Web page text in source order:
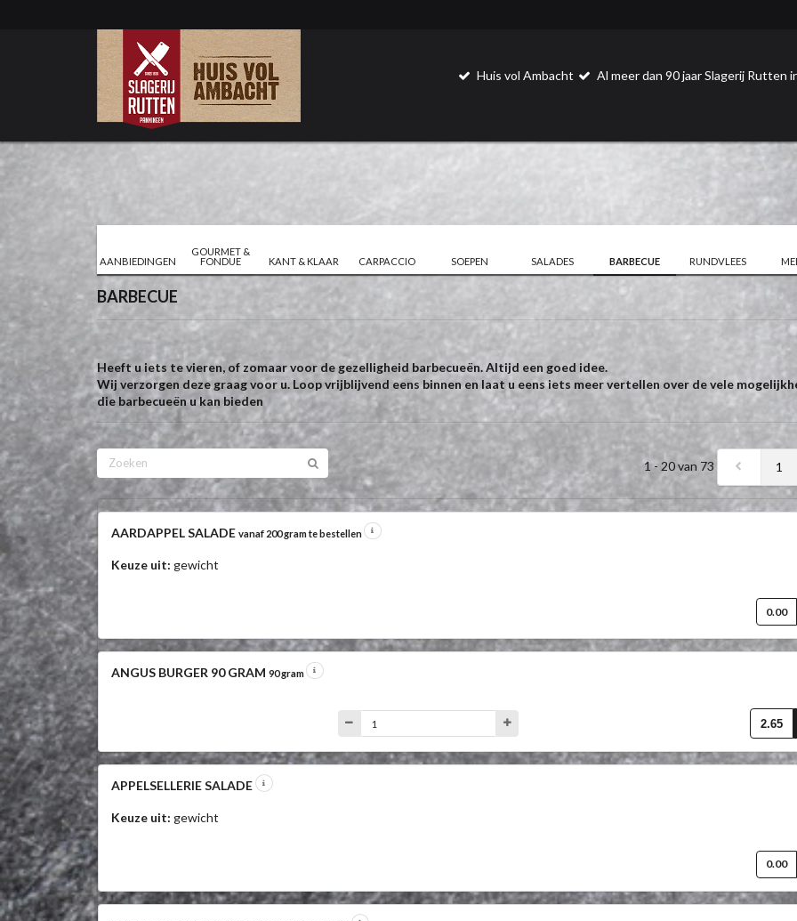
Huis vol Ambacht Al meer dan 90 jaar Slagerij Rutten
AANBIEDINGEN
GOURMET &
FONDUE
KANT & KLAAR CARPACCIO SOEPEN SALADES BARBECUE RUNDVLEES
BARBECUE
Heeft u iets te vieren, of zomaar voor de gezelligheid barbecueën. Altijd een goed idee.
Wij verzorgen deze graag voor u. Loop vrijblijvend eens binnen en laat u eens iets meer vertellen over de vele
die barbecueën u kan bieden
1 - 20 van 73 1
AARDAPPEL SALADE vanaf 200 gram te bestellen
Keuze uit: gewicht
0.00
ANGUS BURGER 90 GRAM 90 gram
2.65
APPELSELLERIE SALADE
Keuze uit: gewicht
0.00